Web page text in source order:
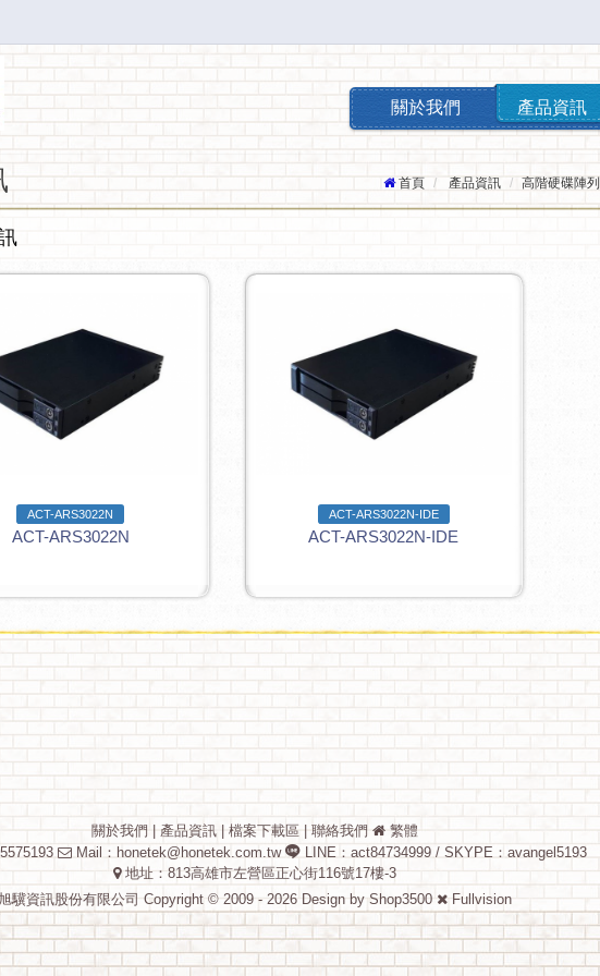
關於我們 產品資訊
首頁 產品資訊 高階硬碟陣列
ACT-ARS3022N
ACT-ARS3022N
ACT-ARS3022N-IDE
ACT-ARS3022N-IDE
關於我們 | 產品資訊 | 檔案下載區 | 聯絡我們
繁體
Mail： honetek@honetek.com.tw
LINE：act84734999 / SKYPE：avangel5193
地址：813高雄市左營區正心街116號17樓-3
驥資訊股份有限公司 Copyright © 2009 - 2026 Design byShop3500 Fullvision